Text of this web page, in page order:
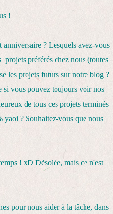
!
anniversaire ? Lesquels avez-vous
projets préférés chez nous (toutes
les projets futurs sur notre blog ?
si vous pouvez toujours voir nos
de tous ces projets terminés
yaoi ? Souhaitez-vous que nous
! xD Désolée, mais ce n'est
pour nous aider à la tâche, dans